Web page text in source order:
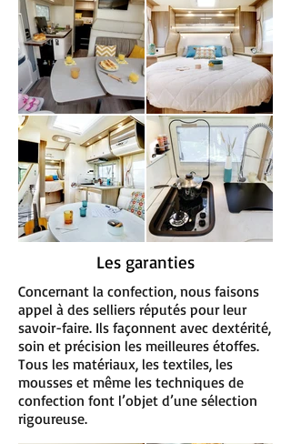
Les garanties
Concernant la confection, nous faisons
appel à des selliers réputés pour leur
savoir-faire. Ils façonnent avec dextérité,
soin et précision les meilleures étoffes.
Tous les matériaux, les textiles, les
mousses et même les techniques de
confection font l’objet d’une sélection
rigoureuse.